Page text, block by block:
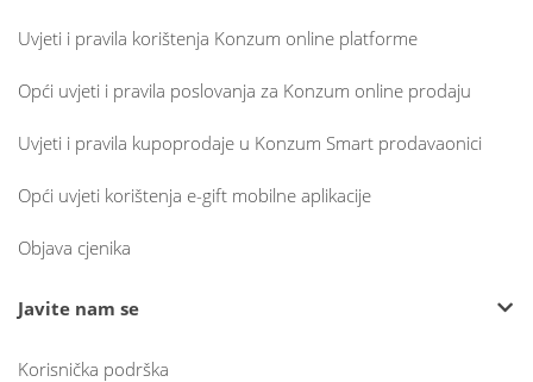
Uvjeti i pravila korištenja Konzum online platforme
Opći uvjeti i pravila poslovanja za Konzum online prodaju
Uvjeti i pravila kupoprodaje u Konzum Smart prodavaonici
Opći uvjeti korištenja e-gift mobilne aplikacije
Objava cjenika
Javite nam se
Korisnička podrška